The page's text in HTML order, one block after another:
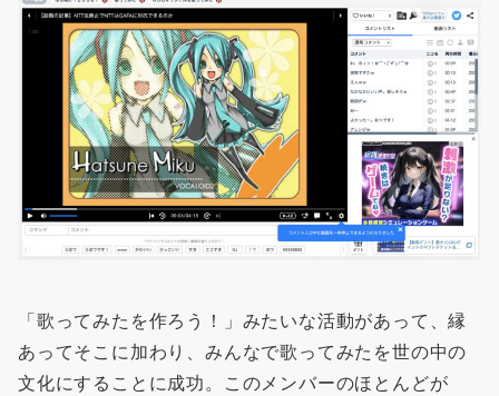
「歌ってみたを作ろう！」みたいな活動があって、縁
あってそこに加わり、みんなで歌ってみたを世の中の
文化にすることに成功。このメンバーのほとんどが